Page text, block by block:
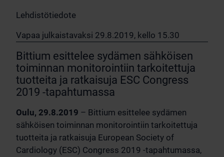
Lehdistötiedote
Vapaa julkaistavaksi 29.8.2019, kello 15.30
Bittium esittelee sydämen sähköisen
toiminnan monitorointiin tarkoitettuja
tuotteita ja ratkaisuja ESC Congress
2019 -tapahtumassa
Oulu, 29.8.2019 – Bittium esittelee sydämen
sähköisen toiminnan monitorointiin tarkoitettuja
tuotteita ja ratkaisuja European Society of
Cardiology (ESC) Congress 2019 -tapahtumassa,